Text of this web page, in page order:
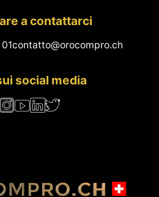
a contattarci
contatto@orocompro.ch
social media